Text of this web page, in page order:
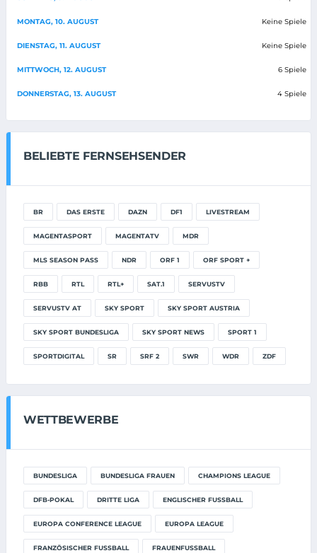
MONTAG, 10. AUGUST Keine Spiele
DIENSTAG, 11. AUGUST Keine Spiele
MITTWOCH, 12. AUGUST 6 Spiele
DONNERSTAG, 13. AUGUST 4 Spiele
BELIEBTE FERNSEHSENDER
BR DAS ERSTE DAZN DF1 LIVESTREAM
MAGENTASPORT MAGENTATV MDR
MLS SEASON PASS NDR ORF 1 ORF SPORT +
RBB RTL RTL+ SAT.1 SERVUSTV
SERVUSTV AT SKY SPORT SKY SPORT AUSTRIA
SKY SPORT BUNDESLIGA SKY SPORT NEWS SPORT 1
SPORTDIGITAL SR SRF 2 SWR WDR ZDF
WETTBEWERBE
BUNDESLIGA BUNDESLIGA FRAUEN CHAMPIONS LEAGUE
DFB-POKAL DRITTE LIGA ENGLISCHER FUSSBALL
EUROPA CONFERENCE LEAGUE EUROPA LEAGUE
FRANZÖSISCHER FUSSBALL FRAUENFUSSBALL